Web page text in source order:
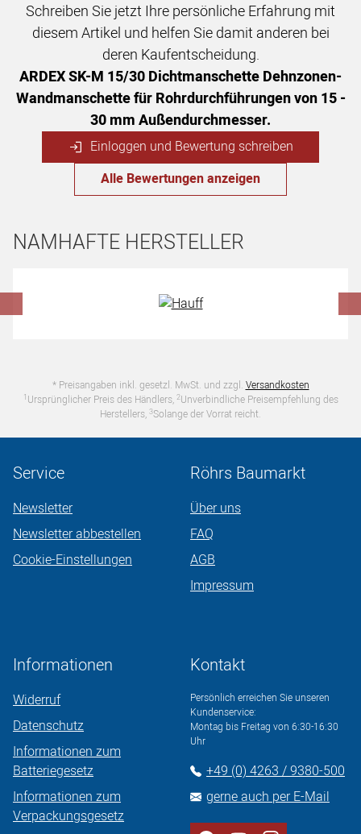
Schreiben Sie jetzt Ihre persönliche Erfahrung mit
diesem Artikel und helfen Sie damit anderen bei
deren Kaufentscheidung.
ARDEX SK-M 15/30 Dichtmanschette Dehnzonen-
Wandmanschette für Rohrdurchführungen von 15 -
30 mm Außendurchmesser.
Einloggen und Bewertung schreiben
Alle Bewertungen anzeigen
NAMHAFTE HERSTELLER
* Preisangaben inkl. gesetzl. MwSt. und zzgl. Versandkosten
1 Ursprünglicher Preis des Händlers, 2Unverbindliche Preisempfehlung des
Herstellers, 3Solange der Vorrat reicht.
Service
Newsletter
Newsletter abbestellen
Cookie-Einstellungen
Röhrs Baumarkt
Über uns
FAQ
AGB
Impressum
Informationen
Widerruf
Datenschutz
Informationen zum
Batteriegesetz
Informationen zum
Verpackungsgesetz
Kontakt
Persönlich erreichen Sie unseren
Kundenservice:
Montag bis Freitag von 6:30-16:30
Uhr
+49 (0) 4263 / 9380-500
gerne auch per E-Mail